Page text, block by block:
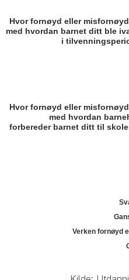
The chart has 1 X axis displaying
The chart has 1 Y axis displaying
Hvor fornøyd eller
med hvordan barnet ditt ble
i
Hvor fornøyd eller
med hvordan
forbereder barnet ditt til
Verken fornøyd